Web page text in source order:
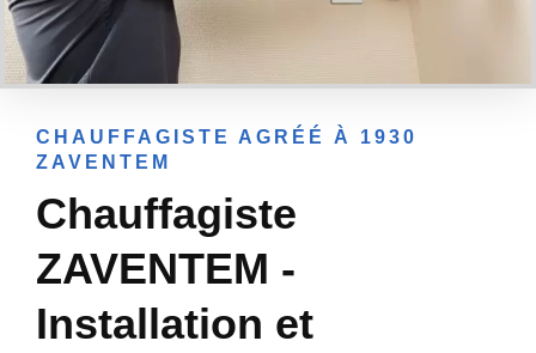
CHAUFFAGISTE AGRÉÉ À 1930
ZAVENTEM
Chauffagiste
ZAVENTEM -
Installation et